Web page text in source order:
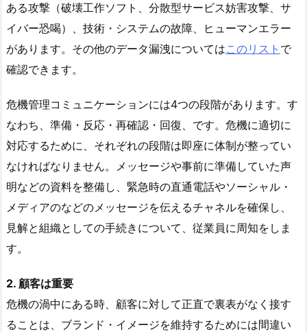
ある攻撃（破壊工作ソフト、分散型サービス妨害攻撃、サ
イバー恐喝）、技術・システムの故障、ヒューマンエラー
があります。その他のデータ漏洩についてはこのリスト で
確認できます。
危機管理コミュニケーションには4つの段階があります。す
なわち、準備・反応・再確認・回復、です。危機に適切に
対応するために、それぞれの段階は即座に体制が整ってい
なければなりません。メッセージや事前に準備していた声
明などの資料を整備し、緊急時の直通電話やソーシャル・
メディアのなどのメッセージを伝えるチャネルを確保し、
見解と組織としての手続きについて、従業員に周知をしま
す。
2. 顧客は重要
危機の渦中にある時、顧客に対して正直で裏表がなく接す
ることは、ブランド・イメージを維持するためには間違い